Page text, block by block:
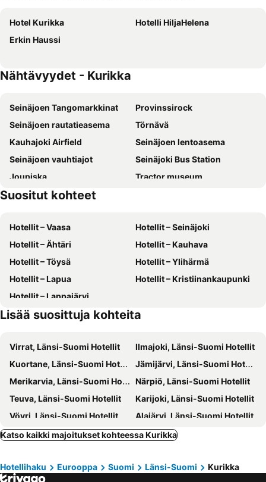
Hotel Kurikka
Hotelli HiljaHelena
Erkin Haussi
Nähtävyydet - Kurikka
Seinäjoen Tangomarkkinat
Provinssirock
Seinäjoen rautatieasema
Törnävä
Kauhajoki Airfield
Seinäjoen lentoasema
Seinäjoen vauhtiajot
Seinäjoki Bus Station
Joupiska
Tractor museum
Suositut kohteet
Hotellit – Vaasa
Hotellit – Seinäjoki
Hotellit – Ähtäri
Hotellit – Kauhava
Hotellit – Töysä
Hotellit – Ylihärmä
Hotellit – Lapua
Hotellit – Kristiinankaupunki
Hotellit – Lappajärvi
Lisää suosittuja kohteita
Virrat, Länsi-Suomi Hotellit
Ilmajoki, Länsi-Suomi Hotellit
Kuortane, Länsi-Suomi Hotellit
Jämijärvi, Länsi-Suomi Hotellit
Merikarvia, Länsi-Suomi Hotellit
Närpiö, Länsi-Suomi Hotellit
Teuva, Länsi-Suomi Hotellit
Karijoki, Länsi-Suomi Hotellit
Vöyri, Länsi-Suomi Hotellit
Alajärvi, Länsi-Suomi Hotellit
Alavus, Länsi-Suomi Hotellit
Alahärmä, Länsi-Suomi Hotellit
Parkano, Länsi-Suomi Hotellit
Mustasaari, Länsi-Suomi Hotellit
Katso kaikki majoitukset kohteessa Kurikka
Hotellihaku Eurooppa Suomi Länsi-Suomi Kurikka